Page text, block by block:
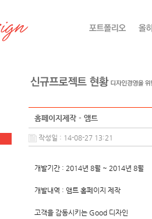
홈페이지제작 - 앰트
작성일 : 14-08-27 13:21
개발기간 : 2014년 8월 ~ 2014년 8월
개발내역 : 앰트 홈페이지 제작
고객을 감동시키는 Good 디자인